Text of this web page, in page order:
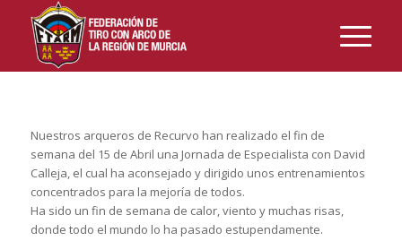
Nuestros arqueros de Recurvo han realizado el fin de
semana del 15 de Abril una Jornada de Especialista con David
Calleja, el cual ha aconsejado y dirigido unos entrenamientos
concentrados para la mejoría de todos.
Ha sido un fin de semana de calor, viento y muchas risas,
donde todo el mundo lo ha pasado estupendamente.